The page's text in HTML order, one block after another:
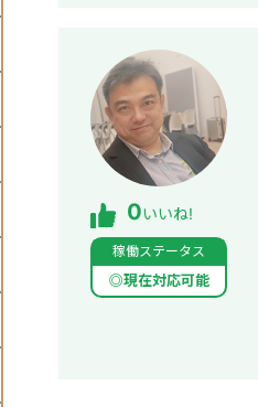
0いいね!
稼働ステータス
◎現在対応可能